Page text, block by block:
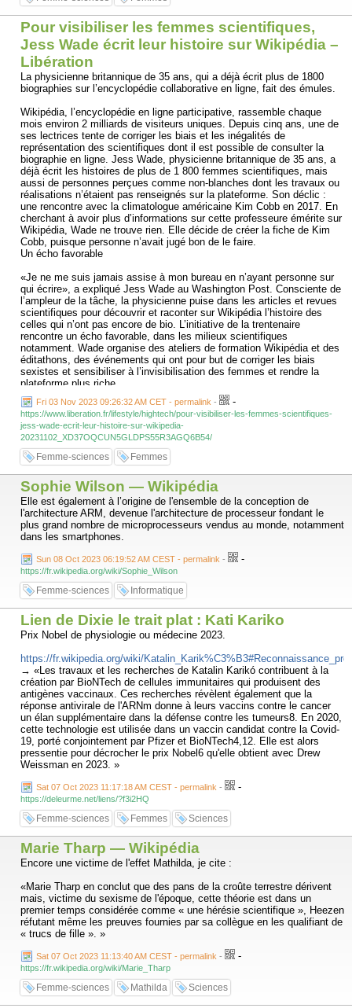
Pour visibiliser les femmes scientifiques,
Jess Wade écrit leur histoire sur Wikipédia –
Libération
La physicienne britannique de 35 ans, qui a déjà écrit plus de 1800
biographies sur l’encyclopédie collaborative en ligne, fait des émules.
Wikipédia, l’encyclopédie en ligne participative, rassemble chaque
mois environ 2 milliards de visiteurs uniques. Depuis cinq ans, une de
ses lectrices tente de corriger les biais et les inégalités de
représentation des scientifiques dont il est possible de consulter la
biographie en ligne. Jess Wade, physicienne britannique de 35 ans, a
déjà écrit les histoires de plus de 1 800 femmes scientifiques, mais
aussi de personnes perçues comme non-blanches dont les travaux ou
réalisations n’étaient pas renseignés sur la plateforme. Son déclic :
une rencontre avec la climatologue américaine Kim Cobb en 2017. En
cherchant à avoir plus d’informations sur cette professeure émérite sur
Wikipédia, Wade ne trouve rien. Elle décide de créer la fiche de Kim
Cobb, puisque personne n’avait jugé bon de le faire.
Un écho favorable
«Je ne me suis jamais assise à mon bureau en n’ayant personne sur
qui écrire», a expliqué Jess Wade au Washington Post. Consciente de
l’ampleur de la tâche, la physicienne puise dans les articles et revues
scientifiques pour découvrir et raconter sur Wikipédia l’histoire des
celles qui n’ont pas encore de bio. L’initiative de la trentenaire
rencontre un écho favorable, dans les milieux scientifiques
notamment. Wade organise des ateliers de formation Wikipédia et des
éditathons, des événements qui ont pour but de corriger les biais
sexistes et sensibiliser à l’invisibilisation des femmes et rendre la
plateforme plus riche.
Un volontarisme a valu à Jess Wade la médaille de l’Empire
britannique en faveur de son œuvre en faveur de l’égalité femme-
homme. Celle qui s’est associée à 500 Women Scientists, association
au service de l’inclusivité dans le domaine scientifique, estime que leur
action peut avoir un impact positif sur l’orientation des lycéennes. «On
pense souvent que les filles ne choisissent pas la science parce que
ça ne les intéresse pas, mais en réalité, ça les intéresse déjà, le
problème c’est de leur proposer des modèles, des exemples de
parcours, et donc de rendre les femmes scientifiques visibles», a-t-elle
détaillé à NBC News.
Un chemin encore long
Depuis, Wade a fait des émules. Emily Temple-Wood, physicienne
américaine de 29 ans, est elle aussi connue pour sa contribution à
l’écriture d’articles sur les femmes scientifiques sur Wikipédia. Un
effort pour l’égalité salué par Jimmy Wales, cofondateur de
l’encyclopédie. «Jess et Emily font partie d’un groupe fantastique de
femmes ayant un impact important sur la qualité du contenu de
Wikipédia», a-t-il déclaré au Washington Post. Même son de cloche
pour Anusha Alikhan, vice-présidente des communications de la
Wikimedia Foundation, l’association qui héberge Wikipédia. «Grâce
aux efforts du Dr Jess Wade et d’autres contributeurs bénévoles, de
réels progrès sont réalisés. Au cours des trois dernières années, le
pourcentage de biographies sur Wikipédia en anglais qui traitent de
femmes est passé de 15 à 19 %. Cela peut sembler insignifiant, mais
cela représente plus de 75 000 nouvelles biographies sur les femmes.»
Malgré son entrain, il reste encore beaucoup à faire. Selon WikiProject
Women in Red, groupe dédié à l’égalité des représentations genrées
sur la plateforme, seulement 19 % des biographies de Wikipédia en
anglais sont effectivement dédiées à des femmes. Les lignes bougent,
Fri 03 Nov 2023 09:26:32 AM CET - permalink - -
https://www.liberation.fr/lifestyle/hightech/pour-visibiliser-les-femmes-scientifiques-
jess-wade-ecrit-leur-histoire-sur-wikipedia-
20231102_XD37OQCUN5GLDPS55R3AGQ6B54/
Femme-sciences Femmes
Sophie Wilson — Wikipédia
Elle est également à l’origine de l'ensemble de la conception de
l'architecture ARM, devenue l'architecture de processeur fondant le
plus grand nombre de microprocesseurs vendus au monde, notamment
dans les smartphones.
Sun 08 Oct 2023 06:19:52 AM CEST - permalink - -
https://fr.wikipedia.org/wiki/Sophie_Wilson
Femme-sciences Informatique
Lien de Dixie le trait plat : Kati Kariko
Prix Nobel de physiologie ou médecine 2023.
https://fr.wikipedia.org/wiki/
→ «Les travaux et les recherches de Katalin Karikó contribuent à la
création par BioNTech de cellules immunitaires qui produisent des
antigènes vaccinaux. Ces recherches révèlent également que la
réponse antivirale de l'ARNm donne à leurs vaccins contre le cancer
un élan supplémentaire dans la défense contre les tumeurs8. En 2020,
cette technologie est utilisée dans un vaccin candidat contre la Covid-
19, porté conjointement par Pfizer et BioNTech4,12. Elle est alors
pressentie pour décrocher le prix Nobel6 qu'elle obtient avec Drew
Weissman en 2023. »
Sat 07 Oct 2023 11:17:18 AM CEST - permalink - -
https://deleurme.net/liens/?f3i2HQ
Femme-sciences Femmes Sciences
Marie Tharp — Wikipédia
Encore une victime de l'effet Mathilda, je cite :
«Marie Tharp en conclut que des pans de la croûte terrestre dérivent
mais, victime du sexisme de l'époque, cette théorie est dans un
premier temps considérée comme « une hérésie scientifique », Heezen
réfutant même les preuves fournies par sa collègue en les qualifiant de
« trucs de fille ». »
Sat 07 Oct 2023 11:13:40 AM CEST - permalink - -
https://fr.wikipedia.org/wiki/Marie_Tharp
Femme-sciences Mathilda Sciences